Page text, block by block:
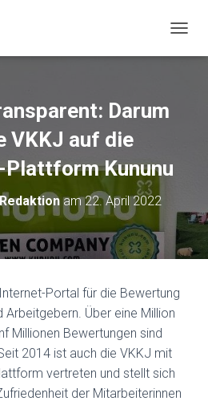
A
H
T
Darum
VKKJ auf die
Kununu
am22. April 2022
Portal für die Bewertung
Über eine Million
Millionen Bewertungen sind
2014 ist auch die VKKJ mit
vertreten und stellt sich
der Mitarbeiterinnen